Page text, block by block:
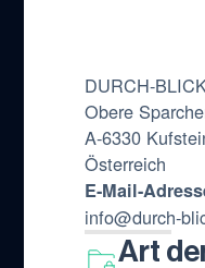
DURCH-
Obere
A-6330
Österreich
E-Mail-
info@durch-
Art